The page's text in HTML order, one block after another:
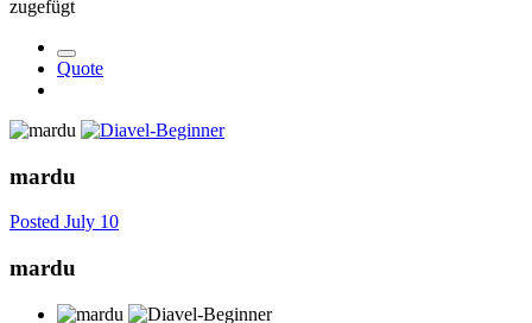
zugefügt
Quote
mardu
Posted July 10
mardu